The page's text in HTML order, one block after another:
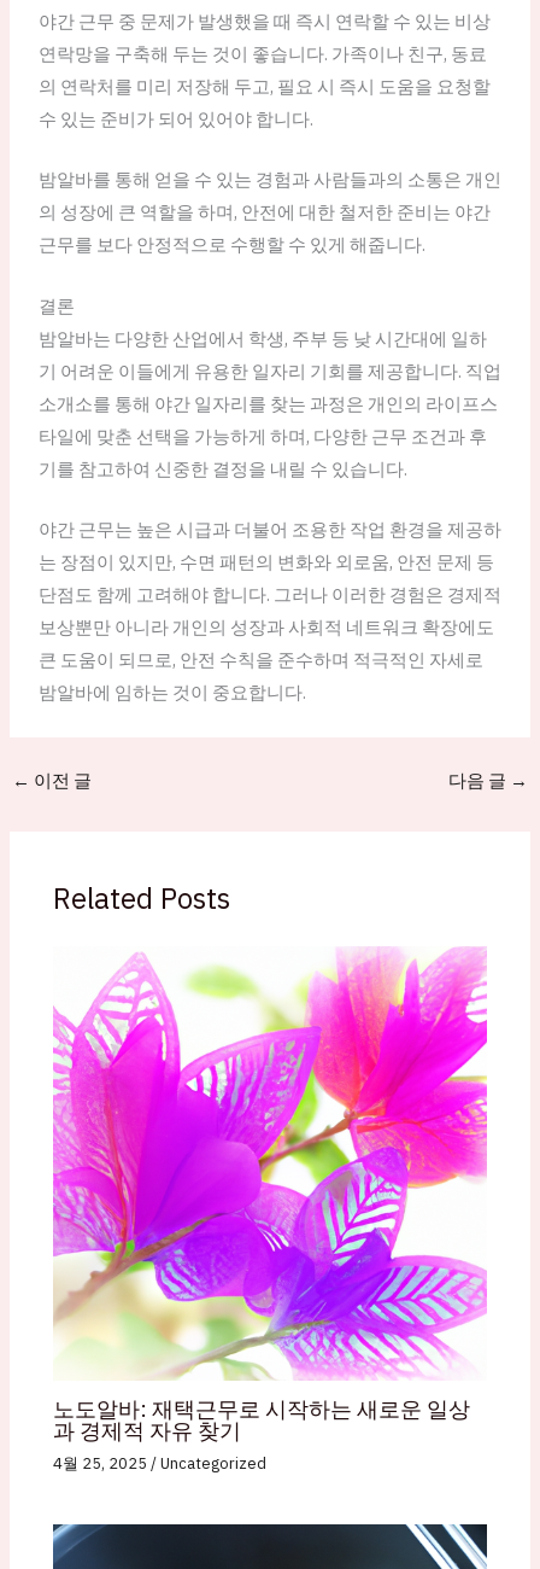
야간 근무 중 문제가 발생했을 때 즉시 연락할 수 있는 비상
연락망을 구축해 두는 것이 좋습니다. 가족이나 친구, 동료
의 연락처를 미리 저장해 두고, 필요 시 즉시 도움을 요청할
수 있는 준비가 되어 있어야 합니다.
밤알바를 통해 얻을 수 있는 경험과 사람들과의 소통은 개인
의 성장에 큰 역할을 하며, 안전에 대한 철저한 준비는 야간
근무를 보다 안정적으로 수행할 수 있게 해줍니다.
결론
밤알바는 다양한 산업에서 학생, 주부 등 낮 시간대에 일하
기 어려운 이들에게 유용한 일자리 기회를 제공합니다. 직업
소개소를 통해 야간 일자리를 찾는 과정은 개인의 라이프스
타일에 맞춘 선택을 가능하게 하며, 다양한 근무 조건과 후
기를 참고하여 신중한 결정을 내릴 수 있습니다.
야간 근무는 높은 시급과 더불어 조용한 작업 환경을 제공하
는 장점이 있지만, 수면 패턴의 변화와 외로움, 안전 문제 등
단점도 함께 고려해야 합니다. 그러나 이러한 경험은 경제적
보상뿐만 아니라 개인의 성장과 사회적 네트워크 확장에도
큰 도움이 되므로, 안전 수칙을 준수하며 적극적인 자세로
밤알바에 임하는 것이 중요합니다.
← 이전 글 다음 글 →
Related Posts
노도알바: 재택근무로 시작하는 새로운 일상
과 경제적 자유 찾기
4월 25, 2025/Uncategorized